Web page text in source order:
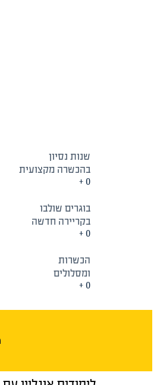
שנות נסיון
בהכשרה מקצועית
0
+
בוגרים שולבו
בקריירה חדשה
0
+
הכשרות
ומסלולים
0
+